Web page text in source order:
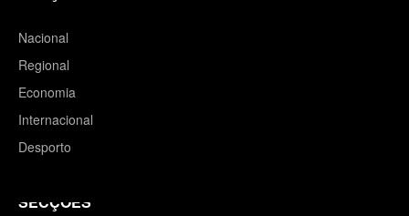
Nacional
Regional
Economia
Internacional
Desporto
SECÇÕES